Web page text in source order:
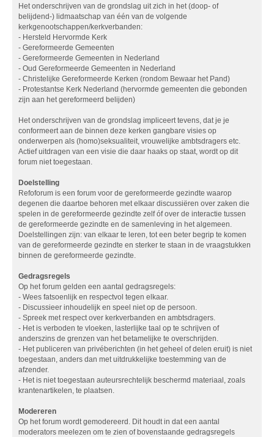
Het onderschrijven van de grondslag uit zich in het (doop- of
belijdend-) lidmaatschap van één van de volgende
kerkgenootschappen/kerkverbanden:
- Hersteld Hervormde Kerk
- Gereformeerde Gemeenten
- Gereformeerde Gemeenten in Nederland
- Oud Gereformeerde Gemeenten in Nederland
- Christelijke Gereformeerde Kerken (rondom Bewaar het Pand)
- Protestantse Kerk Nederland (hervormde gemeenten die gebonden
zijn aan het gereformeerd belijden)
Het onderschrijven van de grondslag impliceert tevens, dat je je
conformeert aan de binnen deze kerken gangbare visies op
onderwerpen als (homo)seksualiteit, vrouwelijke ambtsdragers etc.
Actief uitdragen van een visie die daar haaks op staat, wordt op dit
forum niet toegestaan.
Doelstelling
Refoforum is een forum voor de gereformeerde gezindte waarop
degenen die daartoe behoren met elkaar discussiëren over zaken die
spelen in de gereformeerde gezindte zelf óf over de interactie tussen
de gereformeerde gezindte en de samenleving in het algemeen.
Doelstellingen zijn: van elkaar te leren, tot een beter begrip te komen
van de gereformeerde gezindte en sterker te staan in de vraagstukken
binnen de gereformeerde gezindte.
Gedragsregels
Op het forum gelden een aantal gedragsregels:
- Wees fatsoenlijk en respectvol tegen elkaar.
- Discussieer inhoudelijk en speel niet op de persoon.
- Spreek met respect over kerkverbanden en ambtsdragers.
- Het is verboden te vloeken, lasterlijke taal op te schrijven of
anderszins de grenzen van het betamelijke te overschrijden.
- Het publiceren van privéberichten (in het geheel of delen eruit) is niet
toegestaan, anders dan met uitdrukkelijke toestemming van de
afzender.
- Het is niet toegestaan auteursrechtelijk beschermd materiaal, zoals
krantenartikelen, te plaatsen.
Modereren
Op het forum wordt gemodereerd. Dit houdt in dat een aantal
moderators meelezen om te zien of bovenstaande gedragsregels